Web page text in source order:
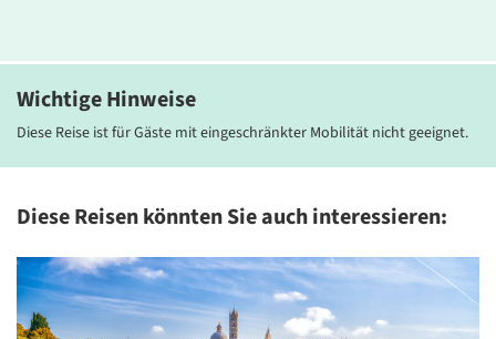
internationalen und tschechischen Gerichten, während die
Abend einlädt. Die geschmackvoll eingerichteten Zimmer verfügen
über eine moderne Ausstattung, darunter ein eigenes Bad mit
Wichtige Hinweise
Diese Reise ist für Gäste mit eingeschränkter Mobilität nicht geeignet.
Diese Reisen könnten Sie auch interessieren: